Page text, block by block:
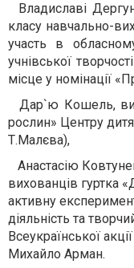
Владиславі
класу навчально-
участь в
учнівської
місце у номінації
Дар`ю Кошель,
рослин» Центру
Т.Малєва),
Анастасію
вихованців гуртка
активну
діяльність та
Всеукраїнської
Михайло Арман.